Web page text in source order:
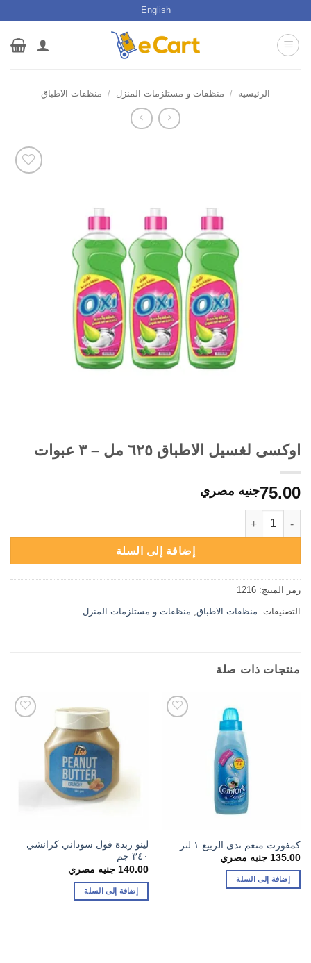
English
الرئيسية / منظفات و مستلزمات المنزل / منظفات الاطباق
اوكسى لغسيل الاطباق ٦٢٥ مل – ٣ عبوات
75.00جنيه مصري
كمية اوكسى لغسيل الاطباق ٦٢٥ مل - ٣ عبوات
إضافة إلى السلة
رمز المنتج: 1216
التصنيفات: منظفات الاطباق منظفات و مستلزمات المنزل
منتجات ذات صلة
كمفورت منعم ندى الربيع ١ لتر
135.00جنيه مصري
إضافة إلى السلة
لينو زبدة فول سوداني كرانشي
٣٤٠ جم
140.00 جنيه مصري
إضافة إلى السلة